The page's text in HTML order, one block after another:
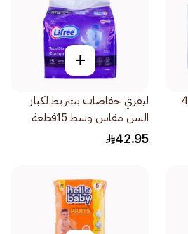
بيبي جوي حفاضات مقاس 4
+
ليفري حفاضات بشريط لكبار
السن مقاس وسط 15قطعة
42.95